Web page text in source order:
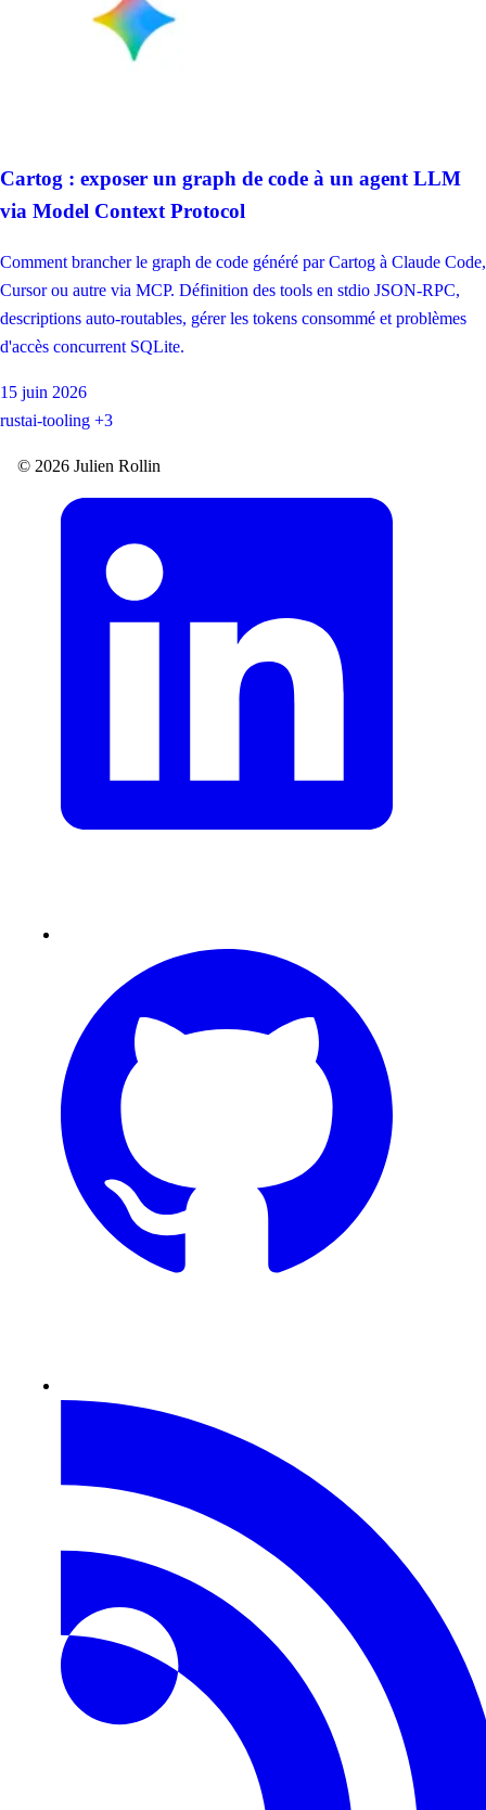
Cartog : exposer un graph de code à un agent LLM
via Model Context Protocol
Comment brancher le graph de code généré par Cartog à Claude Code,
Cursor ou autre via MCP. Définition des tools en stdio JSON-RPC,
descriptions auto-routables, gérer les tokens consommé et problèmes
d'accès concurrent SQLite.
15 juin 2026
rustai-tooling +3
© 2026 Julien Rollin